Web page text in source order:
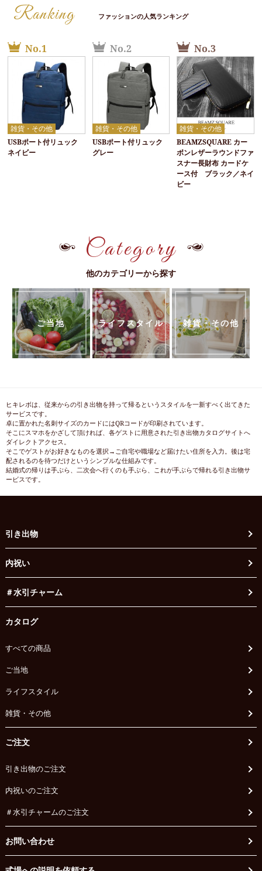
Ranking ファッションの人気ランキング
No.1
雑貨・その他
USBポート付リュック
ネイビー
No.2
雑貨・その他
USBポート付リュック
グレー
No.3
雑貨・その他
BEAMZSQUARE カー
ボンレザーラウンドファ
スナー長財布 カードケ
ース付 ブラック／ネイ
ビー
Category
他のカテゴリーから探す
ご当地 ライフスタイル 雑貨・その他
ヒキレボは、従来からの引き出物を持って帰るというスタイルを一新すべく出てきた
サービスです。
卓に置かれた名刺サイズのカードにはQRコードが印刷されています。
そこにスマホをかざして頂ければ、各ゲストに用意された引き出物カタログサイトへ
ダイレクトアクセス。
そこでゲストがお好きなものを選択→ご自宅や職場など届けたい住所を入力。後は宅
配されるのを待つだけというシンプルな仕組みです。
結婚式の帰りは手ぶら、二次会へ行くのも手ぶら、これが手ぶらで帰れる引き出物サ
ービスです。
引き出物
内祝い
＃水引チャーム
カタログ
すべての商品
ご当地
ライフスタイル
雑貨・その他
ご注文
引き出物のご注文
内祝いのご注文
＃水引チャームのご注文
お問い合わせ